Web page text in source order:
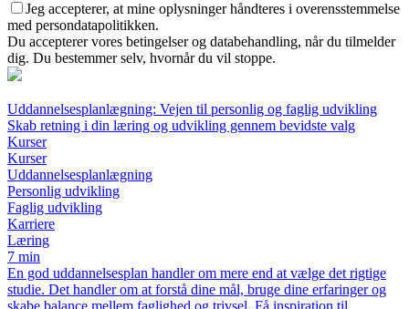
Jeg accepterer, at mine oplysninger håndteres i overensstemmelse
med persondatapolitikken.
Du accepterer vores betingelser og databehandling, når du tilmelder
dig. Du bestemmer selv, hvornår du vil stoppe.
Uddannelsesplanlægning: Vejen til personlig og faglig udvikling
Skab retning i din læring og udvikling gennem bevidste valg
Kurser
Kurser
Uddannelsesplanlægning
Personlig udvikling
Faglig udvikling
Karriere
Læring
7 min
En god uddannelsesplan handler om mere end at vælge det rigtige
studie. Det handler om at forstå dine mål, bruge dine erfaringer og
skabe balance mellem faglighed og trivsel. Få inspiration til,